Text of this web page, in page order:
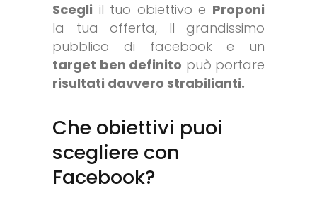
Scegli il tuo obiettivo e Proponi
la tua offerta, Il grandissimo
pubblico di facebook e un
target ben definito può portare
risultati davvero strabilianti.
Che obiettivi puoi
scegliere con
Facebook?